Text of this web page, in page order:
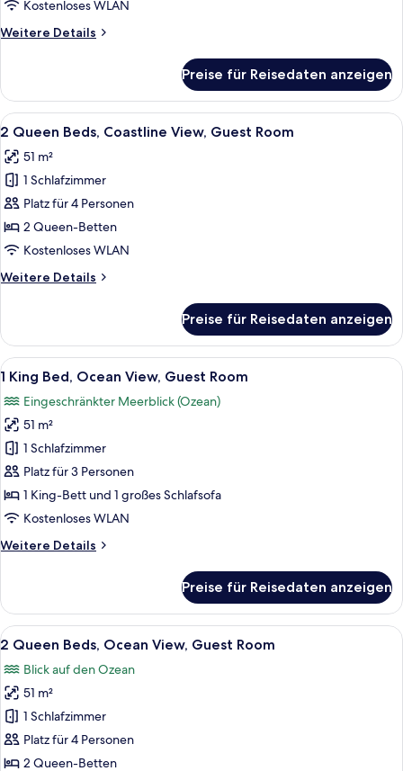
Guest
Kostenloses WLAN
Weitere Details
Weitere
King
Bed,
Coastline
Guest
Room
Preise für Reisedaten anzeigen
Alle
Fotos
für
2
Queen
Beds,
Coastline
Guest
Ein Hotelzimmer mit zwei Betten,
5
2 Queen Beds, Coastline View, Guest Room
51 m²
1 Schlafzimmer
Platz für 4 Personen
2 Queen-Betten
Kostenloses WLAN
Weitere Details
Weitere
Queen
Beds,
Coastline
Guest
Room
Preise für Reisedaten anzeigen
Alle
Fotos
für
1
King
Bed,
Ocean
View,
Room
Ein Balkon mit Blick auf Strand und
6
1 King Bed, Ocean View, Guest Room
Eingeschränkter Meerblick (Ozean)
51 m²
1 Schlafzimmer
Platz für 3 Personen
1 King-Bett und 1 großes Schlafsofa
Kostenloses WLAN
Weitere Details
Weitere
King
Bed,
Ocean
Guest
Room
Preise für Reisedaten anzeigen
Alle
Fotos
für
2
Queen
Beds,
Ocean
Ein Balkon mit Blick auf Strand und
5
2 Queen Beds, Ocean View, Guest Room
Blick auf den Ozean
51 m²
1 Schlafzimmer
Platz für 4 Personen
2 Queen-Betten